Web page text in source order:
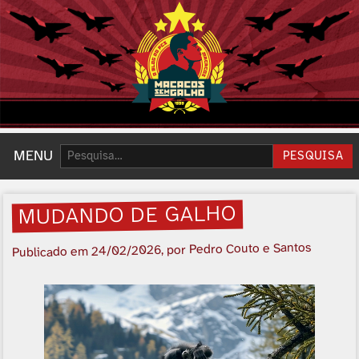
MENU Pesquisar: PESQUISA
MUDANDO DE GALHO
Publicado em24/02/2026, por Pedro Couto e Santos